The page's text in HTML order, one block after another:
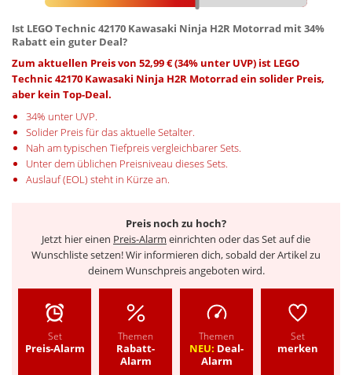
Ist LEGO Technic 42170 Kawasaki Ninja H2R Motorrad mit 34%
Rabatt ein guter Deal?
Zum aktuellen Preis von 52,99 € (34% unter UVP) ist LEGO
Technic 42170 Kawasaki Ninja H2R Motorrad ein solider Preis,
aber kein Top-Deal.
34% unter UVP.
Solider Preis für das aktuelle Setalter.
Nah am typischen Tiefpreis vergleichbarer Sets.
Unter dem üblichen Preisniveau dieses Sets.
Auslauf (EOL) steht in Kürze an.
Preis noch zu hoch?
Jetzt hier einen Preis-Alarm einrichten oder das Set auf die
Wunschliste setzen! Wir informieren dich, sobald der Artikel zu
deinem Wunschpreis angeboten wird.
Set
Preis-Alarm
Themen
Rabatt-
Alarm
Themen
NEU: Deal-
Alarm
Set
merken